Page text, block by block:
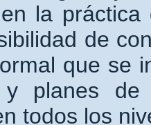
la
de
que se
y planes
todos los